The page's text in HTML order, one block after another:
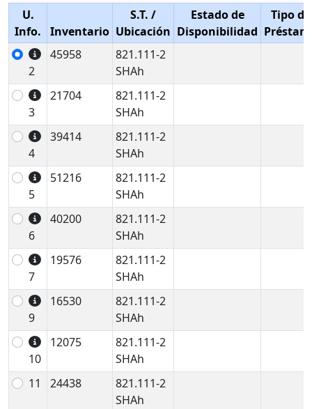
U.
Info.
Inventario
S.T. /
Ubicación
Estado de
Disponibilidad
Tipo de
2
45958
821.111-2
SHAh
3
21704
821.111-2
SHAh
4
39414
821.111-2
SHAh
5
51216
821.111-2
SHAh
6
40200
821.111-2
SHAh
7
19576
821.111-2
SHAh
9
16530
821.111-2
SHAh
10
12075
821.111-2
SHAh
11
24438
821.111-2
SHAh